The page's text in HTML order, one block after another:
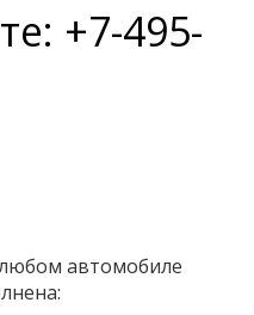
+7-495-
автомобиле